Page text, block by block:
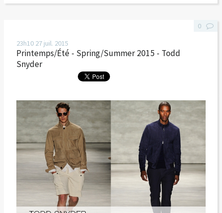
23h10 27 juil. 2015
Printemps/Été - Spring/Summer 2015 - Todd
Snyder
0